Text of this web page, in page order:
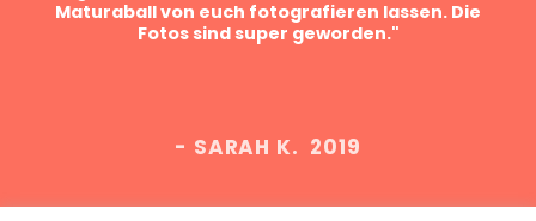
Maturaball von euch fotografieren lassen. Die
Fotos sind super geworden."
- SARAH K. 2019